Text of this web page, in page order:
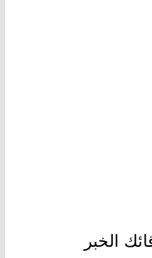
الخبر